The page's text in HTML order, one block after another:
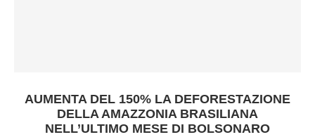
AUMENTA DEL 150% LA DEFORESTAZIONE
DELLA AMAZZONIA BRASILIANA
NELL’ULTIMO MESE DI BOLSONARO